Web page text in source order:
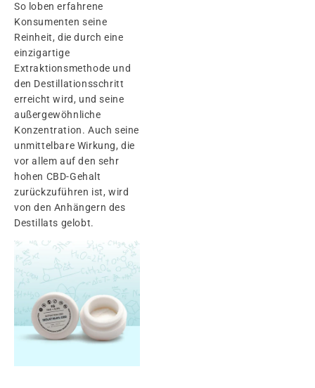
So loben erfahrene
Konsumenten seine
Reinheit, die durch eine
einzigartige
Extraktionsmethode und
den Destillationsschritt
erreicht wird, und seine
außergewöhnliche
Konzentration. Auch seine
unmittelbare Wirkung, die
vor allem auf den sehr
hohen CBD-Gehalt
zurückzuführen ist, wird
von den Anhängern des
Destillats gelobt.